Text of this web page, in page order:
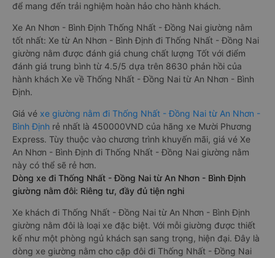
để mang đến trải nghiệm hoàn hảo cho hành khách.
Xe An Nhơn - Bình Định Thống Nhất - Đồng Nai giường nằm
tốt nhất: Xe từ An Nhơn - Bình Định đi Thống Nhất - Đồng Nai
giường nằm được đánh giá chung chất lượng Tốt với điểm
đánh giá trung bình từ 4.5/5 dựa trên 8630 phản hồi của
hành khách Xe về Thống Nhất - Đồng Nai từ An Nhơn - Bình
Định.
Giá vé xe giường nằm đi Thống Nhất - Đồng Nai từ An Nhơn -
Bình Định rẻ nhất là 450000VND của hãng xe Mười Phương
Express. Tùy thuộc vào chương trình khuyến mãi, giá vé Xe
An Nhơn - Bình Định đi Thống Nhất - Đồng Nai giường nằm
này có thể sẽ rẻ hơn.
Dòng xe đi Thống Nhất - Đồng Nai từ An Nhơn - Bình Định
giường nằm đôi: Riêng tư, đầy đủ tiện nghi
Xe khách đi Thống Nhất - Đồng Nai từ An Nhơn - Bình Định
giường nằm đôi là loại xe đặc biệt. Với mỗi giường được thiết
kế như một phòng ngủ khách sạn sang trọng, hiện đại. Đây là
dòng xe giường nằm cho cặp đôi đi Thống Nhất - Đồng Nai